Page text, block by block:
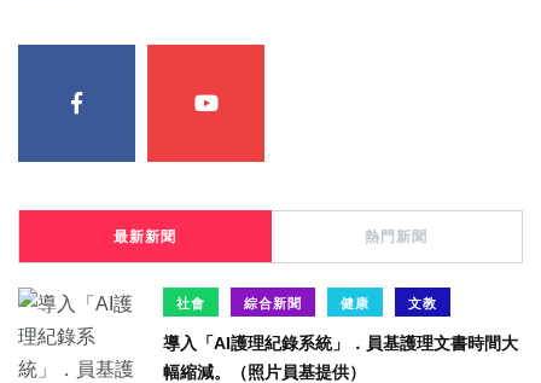
最新新聞 熱門新聞
社會 綜合新聞 健康 文教
導入「AI護理紀錄系統」．員基護理文書時間大
幅縮減。（照片員基提供）